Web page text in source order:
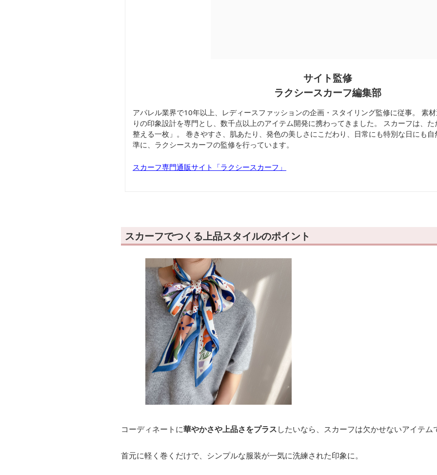
サイト監修
ラクシースカーフ編集部
アパレル業界で10年以上、レディースファッションの企画・スタイリング監修に従事。 素
りの印象設計を専門とし、数千点以上のアイテム開発に携わってきました。 スカーフは、
整える一枚」。 巻きやすさ、肌あたり、発色の美しさにこだわり、日常にも特別な日にも
準に、ラクシースカーフの監修を行っています。
スカーフ専門通販サイト「ラクシースカーフ」
スカーフでつくる上品スタイルのポイント
コーディネートに華やかさや上品さをプラスしたいなら、スカーフは欠かせないアイテム
首元に軽く巻くだけで、シンプルな服装が一気に洗練された印象に。